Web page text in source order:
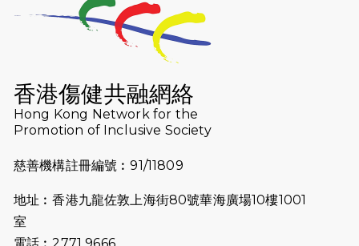
2026-07-23
猛龍長跑隊恆常練習 - 7月23日
（19:00開始）
猛龍長跑隊恆常練習 - 7月16日
2026-07-10
【猛龍戈壁118公里分享暨香港傷健共
融網絡15周年晚宴】
2026-07-09
猛龍長跑隊恆常練習 - 7月9日（19:00
2026-07-02
香港傷健共融網絡
Hong Kong Network for the
Promotion of Inclusive Society
慈善機構註冊編號︰91/11809
地址︰香港九龍佐敦上海街80號華海廣場10樓1001
室
電話︰2771 9666